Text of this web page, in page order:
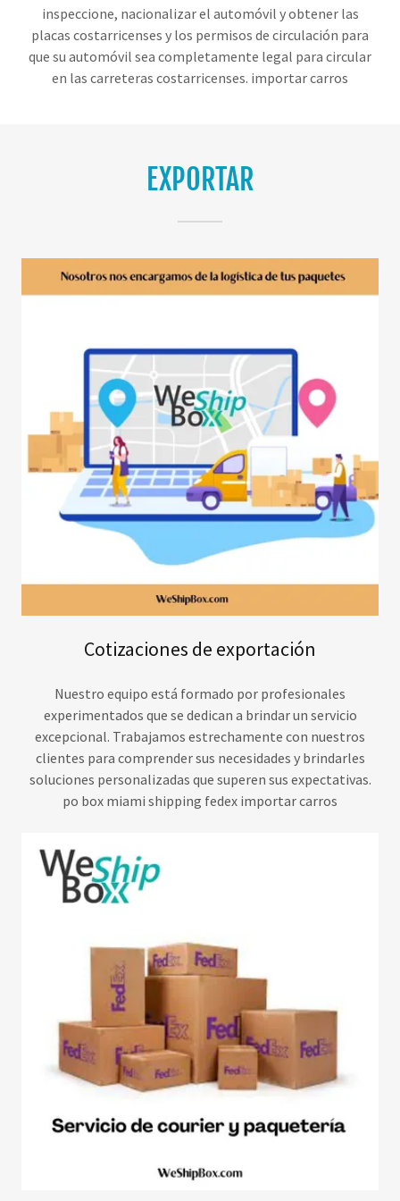
inspeccione, nacionalizar el automóvil y obtener las
placas costarricenses y los permisos de circulación para
que su automóvil sea completamente legal para circular
en las carreteras costarricenses. importar carros
EXPORTAR
Cotizaciones de exportación
Nuestro equipo está formado por profesionales
experimentados que se dedican a brindar un servicio
excepcional. Trabajamos estrechamente con nuestros
clientes para comprender sus necesidades y brindarles
soluciones personalizadas que superen sus expectativas.
po box miami shipping fedex importar carros